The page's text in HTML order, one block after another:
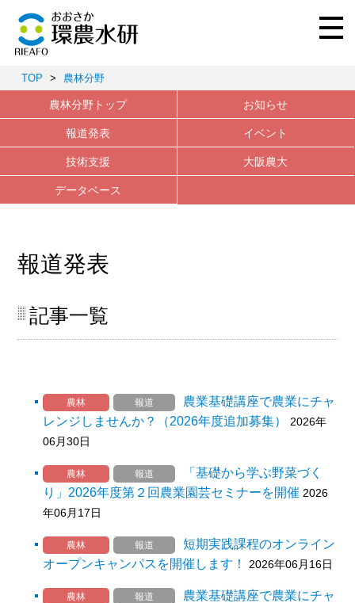
TOP > 農林分野
農林分野トップ お知らせ
報道発表 イベント
技術支援 大阪農大
データベース
報道発表
記事一覧
農林 報道
農業基礎講座で農業にチャ
レンジしませんか？（2026年度追加募集）
2026年
06月30日
農林 報道
「基礎から学ぶ野菜づく
り」2026年度第２回農業園芸セミナーを開催 2026
年06月17日
農林 報道
短期実践課程のオンライン
オープンキャンパスを開催します！
2026年06月16日
農林 報道
農業基礎講座で農業にチャ